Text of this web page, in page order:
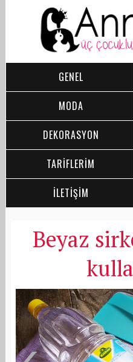
GENEL
MODA
DEKORASYON
TARİFLERİM
İLETİŞİM
Beyaz